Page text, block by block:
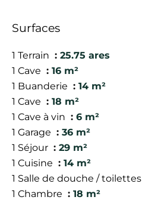
Surfaces
1 Terrain
25.75 ares
1 Cave
16 m²
1 Buanderie
14 m²
1 Cave
18 m²
1 Cave à vin
6 m²
1 Garage
36 m²
1 Séjour
29 m²
1 Cuisine
14 m²
1 Salle de douche / toilettes
1 Chambre
18 m²